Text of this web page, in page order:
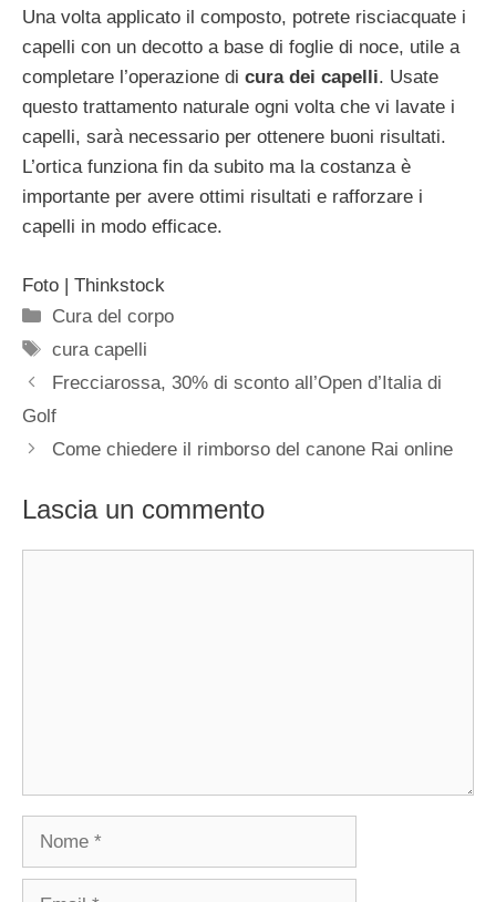
Una volta applicato il composto, potrete risciacquate i
capelli con un decotto a base di foglie di noce, utile a
completare l’operazione di cura dei capelli. Usate
questo trattamento naturale ogni volta che vi lavate i
capelli, sarà necessario per ottenere buoni risultati.
L’ortica funziona fin da subito ma la costanza è
importante per avere ottimi risultati e rafforzare i
capelli in modo efficace.
Foto | Thinkstock
Categorie
Cura del corpo
Tag
cura capelli
Frecciarossa, 30% di sconto all’Open d’Italia di
Golf
Come chiedere il rimborso del canone Rai online
Lascia un commento
Nome
Email